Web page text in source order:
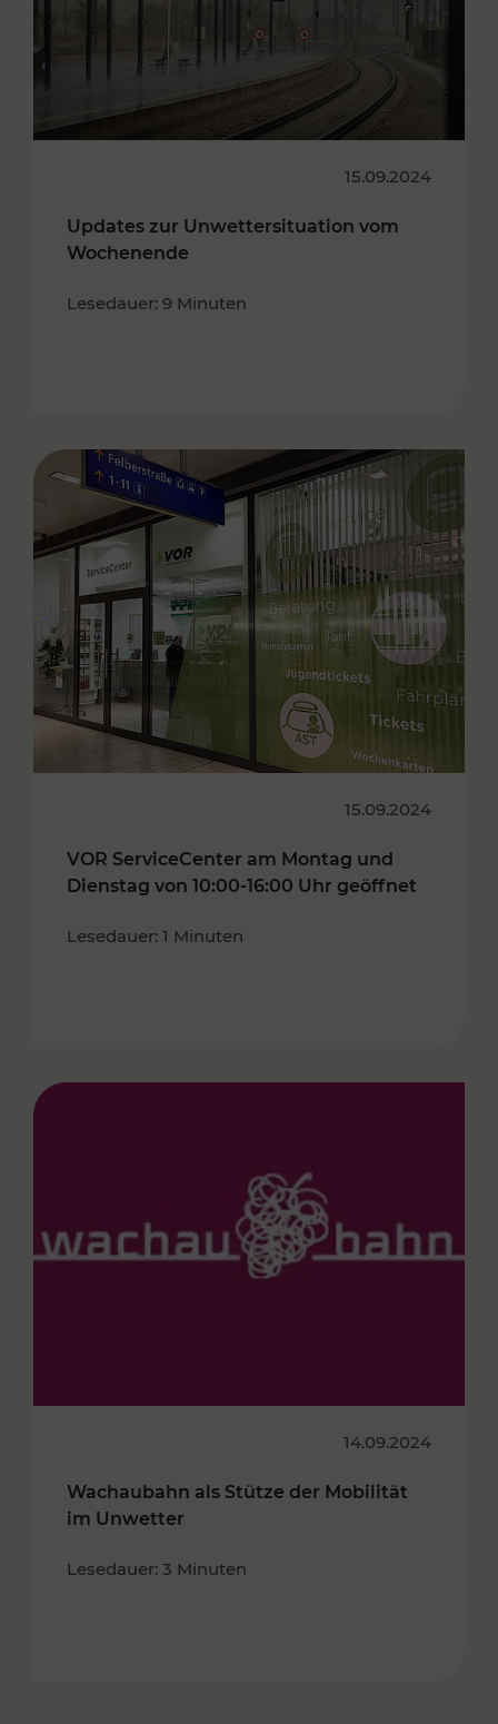
15.09.2024
Updates zur Unwettersituation vom
Wochenende
Lesedauer: 9 Minuten
15.09.2024
VOR ServiceCenter am Montag und
Dienstag von 10:00-16:00 Uhr geöffnet
Lesedauer: 1 Minuten
14.09.2024
Wachaubahn als Stütze der Mobilität
im Unwetter
Lesedauer: 3 Minuten